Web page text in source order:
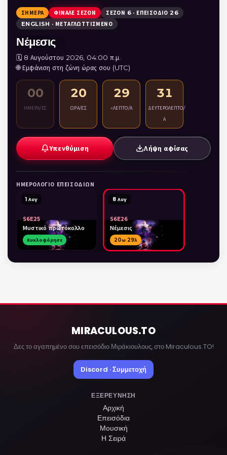
ΣΉΜΕΡΑ ΦΙΝΆΛΕ ΣΕΖΌΝ
ΣΕΖΌΝ 6 · ΕΠΕΙΣΌΔΙΟ 26
ENGLISH · ΜΕΤΑΓΛΩΤΤΙΣΜΈΝΟ
Νέμεσις
🗓️ 8 Αυγούστου 2026, 04:00 π.μ. ·
🌐 Εμφάνιση στη ζώνη ώρας σου (UTC)
00
ΗΜΈΡΑ/ΕΣ
20
ΏΡΑ/ΕΣ
29
«ΛΕΠΤΌ/Ά
31
ΔΕΥΤΕΡΌΛΕΠΤΟ/
Α
Υπενθύμιση Λήψη αφίσας
ΗΜΕΡΟΛΌΓΙΟ ΕΠΕΙΣΟΔΊΩΝ
1 Αυγ
S6E25
Μυστικό πρωτόκολλο
Κυκλοφόρησε
8 Αυγ
S6E26
Νέμεσις
20ω 29λ
MIRACULOUS.TO
Δες το αγαπημένο σου επεισόδιο Μιράκιουλους, στο Miraculous.TO!
Discord · Συμμετοχή
ΕΞΕΡΕΎΝΗΣΗ
Αρχική
Επεισόδια
Μουσική
Η Σειρά